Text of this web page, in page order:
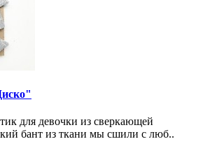
для девочки из сверкающей
бант из ткани мы сшили с люб..